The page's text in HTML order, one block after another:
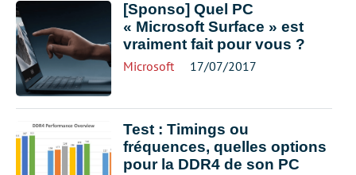
[Sponso] Quel PC
« Microsoft Surface » est
vraiment fait pour vous ?
Microsoft 17/07/2017
Test : Timings ou
fréquences, quelles options
pour la DDR4 de son PC